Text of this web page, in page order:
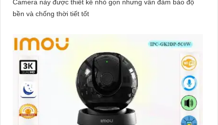
Camera này được thiết kế nhỏ gọn nhưng vẫn đảm bảo độ
bền và chống thời tiết tốt